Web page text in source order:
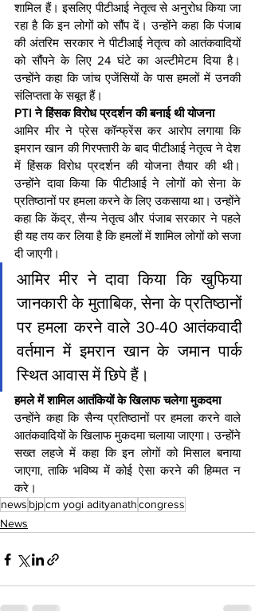
शामिल हैं। इसलिए पीटीआई नेतृत्व से अनुरोध किया जा
रहा है कि इन लोगों को सौंप दें। उन्होंने कहा कि पंजाब
की अंतरिम सरकार ने पीटीआई नेतृत्व को आतंकवादियों
को सौंपने के लिए 24 घंटे का अल्टीमेटम दिया है।
उन्होंने कहा कि जांच एजेंसियों के पास हमलों में उनकी
संलिप्तता के सबूत हैं।
PTI ने हिंसक विरोध प्रदर्शन की बनाई थी योजना
आमिर मीर ने प्रेस कॉन्फ्रेंस कर आरोप लगाया कि
इमरान खान की गिरफ्तारी के बाद पीटीआई नेतृत्व ने देश
में हिंसक विरोध प्रदर्शन की योजना तैयार की थी।
उन्होंने दावा किया कि पीटीआई ने लोगों को सेना के
प्रतिष्ठानों पर हमला करने के लिए उकसाया था। उन्होंने
कहा कि केंद्र, सैन्य नेतृत्व और पंजाब सरकार ने पहले
ही यह तय कर लिया है कि हमलों में शामिल लोगों को सजा
दी जाएगी।
आमिर मीर ने दावा किया कि खुफिया
जानकारी के मुताबिक, सेना के प्रतिष्ठानों
पर हमला करने वाले 30-40 आतंकवादी
वर्तमान में इमरान खान के जमान पार्क
स्थित आवास में छिपे हैं।
हमले में शामिल आतंकियों के खिलाफ चलेगा मुकदमा
उन्होंने कहा कि सैन्य प्रतिष्ठानों पर हमला करने वाले
आतंकवादियों के खिलाफ मुकदमा चलाया जाएगा। उन्होंने
सख्त लहजे में कहा कि इन लोगों को मिसाल बनाया
जाएगा, ताकि भविष्य में कोई ऐसा करने की हिम्मत न
करे।
news bjpcm yogi adityanathcongress
News